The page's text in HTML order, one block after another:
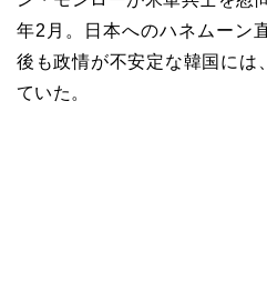
年2月。日本へのハネムーン
後も政情が不安定な韓国には
ていた。